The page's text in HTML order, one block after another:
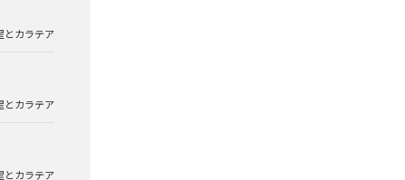
とカラテア
とカラテア
とカラテア